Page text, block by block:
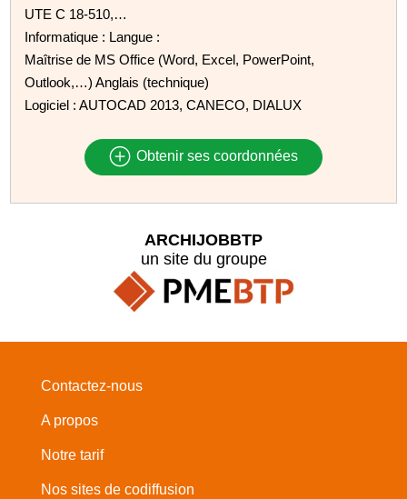
UTE C 18-510,…
Informatique : Langue :
Maîtrise de MS Office (Word, Excel, PowerPoint,
Outlook,…) Anglais (technique)
Logiciel : AUTOCAD 2013, CANECO, DIALUX
Obtenir ses coordonnées
ARCHIJOBBTP
un site du groupe
Contactez-nous
A propos
Notre tarif
Nos sites de codiffusion